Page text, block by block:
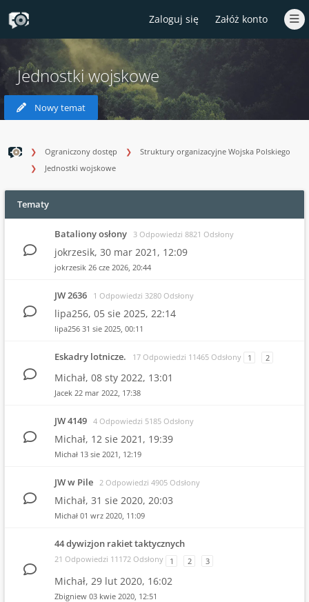
Zaloguj się Załóż konto
Jednostki wojskowe
Nowy temat
Ograniczony dostęp
Struktury organizacyjne Wojska Polskiego
Jednostki wojskowe
Tematy
Bataliony osłony 3 Odpowiedzi 8821 Odsłony
jokrzesik, 30 mar 2021, 12:09
jokrzesik 26 cze 2026, 20:44
JW 2636 1 Odpowiedzi 3280 Odsłony
lipa256, 05 sie 2025, 22:14
lipa256 31 sie 2025, 00:11
Eskadry lotnicze. 17 Odpowiedzi 11465 Odsłony 1 2
Michał, 08 sty 2022, 13:01
Jacek 22 mar 2022, 17:38
JW 4149 4 Odpowiedzi 5185 Odsłony
Michał, 12 sie 2021, 19:39
Michał 13 sie 2021, 12:19
JW w Pile 2 Odpowiedzi 4905 Odsłony
Michał, 31 sie 2020, 20:03
Michał 01 wrz 2020, 11:09
44 dywizjon rakiet taktycznych
21 Odpowiedzi 11172 Odsłony 1 2 3
Michał, 29 lut 2020, 16:02
Zbigniew 03 kwie 2020, 12:51